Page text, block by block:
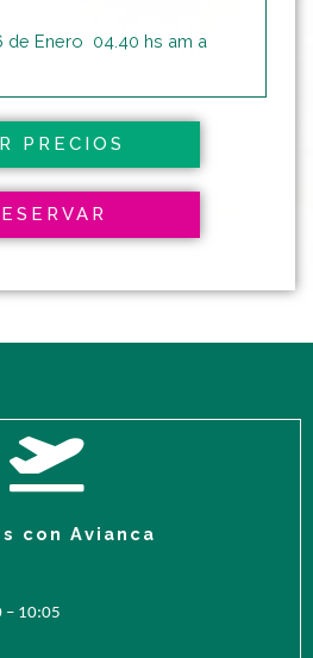
de Enero 04.40 hs am a
PRECIOS
con Avianca
– 10:05